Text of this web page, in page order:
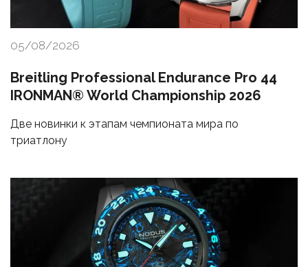
05/08/2026
Breitling Professional Endurance Pro 44
IRONMAN® World Championship 2026
Две новинки к этапам чемпионата мира по
триатлону